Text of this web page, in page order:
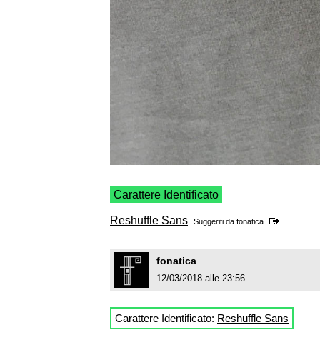
Carattere Identificato
Reshuffle Sans Suggeriti da fonatica
fonatica
12/03/2018 alle 23:56
Carattere Identificato: Reshuffle Sans